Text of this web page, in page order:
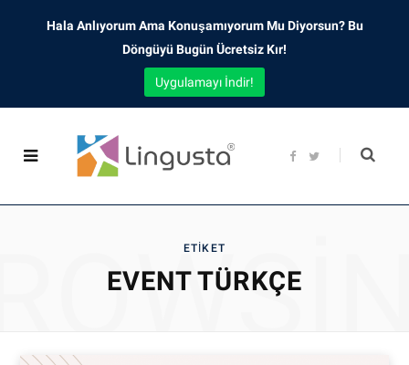
F
b
t
ETIKET
EVENT TÜRKÇE
Hala Anlıyorum Ama Konuşamıyorum Mu Diyorsun? Bu
Döngüyü Bugün Ücretsiz Kır!
Uygulamayı İndir!